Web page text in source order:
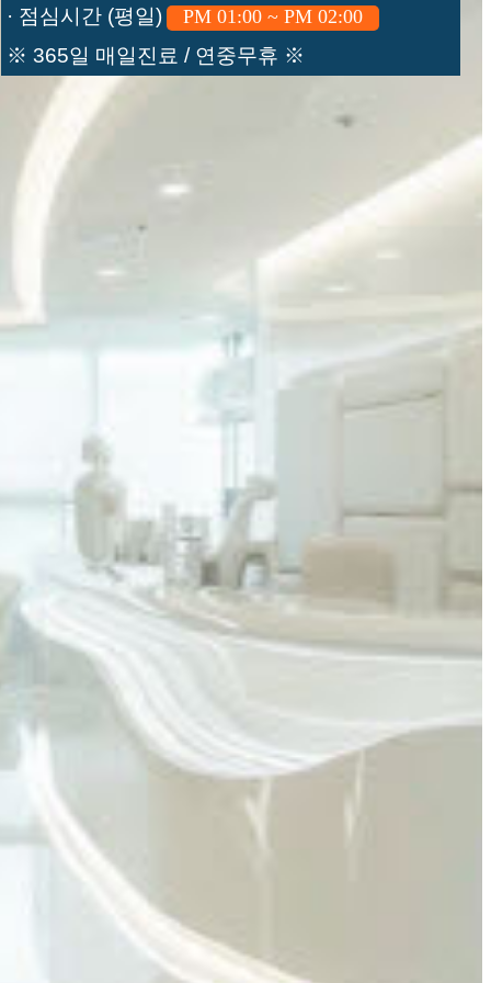
· 점심시간 (평일) PM 01:00 ~ PM 02:00
※ 365일 매일진료 / 연중무휴 ※